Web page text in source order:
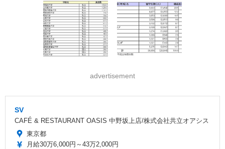
advertisement
SV
CAFÉ & RESTAURANT OASIS 中野坂上店/株式会社共立オアシス
東京都
月給30万6,000円～43万2,000円